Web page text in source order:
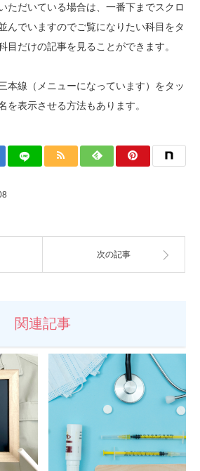
ただいている場合は、一番下までスクロ
んでいますのでご覧になりたい科目をタ
目だけの記事を見ることができます。
本線（メニューになっています）をタッ
を表示させる方法もあります。
次の記事
関連記事